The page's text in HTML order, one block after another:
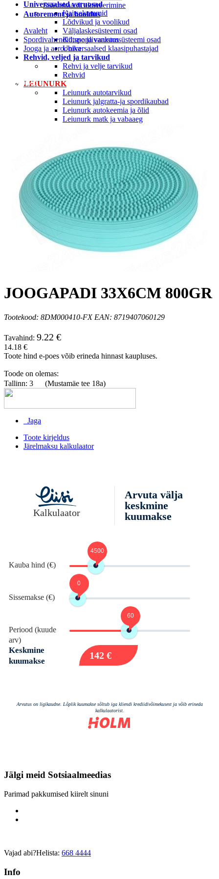
Universaalsed varuosad
Kaitsekummid
Lõdvikud ja voolikud
Väljalaskesüsteemi osad
Kütuse ja vaakumsüsteemi osad
Universaalsed klaasipuhastajad
Rehvid, veljed ja tarvikud
Rehvi ja velje tarvikud
Rehvid
LEIUNURK
Leiunurk autotarvikud
Leiunurk jalgratta-ja spordikaubad
Leiunurk autokeemia ja õlid
Leiunurk matk ja vabaaeg
Säästukaardi aktiveerimine
Autoremont ja hooldus
Avaleht
Spordivahendid,spordivarustus
Jooga ja aeroobika
-35%
JOOGAPADI 33X6CM 800GR
Tootekood: 8DM000410-FX EAN: 8719407060129
Tavahind: 9.22 €
14.18 €
Toote hind e-poes võib erineda hinnast kaupluses.
Toode on olemas:
Tallinn: 3
(Mustamäe tee 18a)
Jaga
Toote kirjeldus
Järelmaksu kalkulaator
Jälgi meid Sotsiaalmeedias
Parimad pakkumised kiirelt sinuni
Vajad abi?Helista: 668 4444
Info